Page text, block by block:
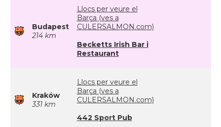
Budapest
214 km
Llocs per veure el
Barça (ves a
CULERSALMON.com)
Becketts Irish Bar i
Restaurant
Kraków
331 km
Llocs per veure el
Barça (ves a
CULERSALMON.com)
442 Sport Pub